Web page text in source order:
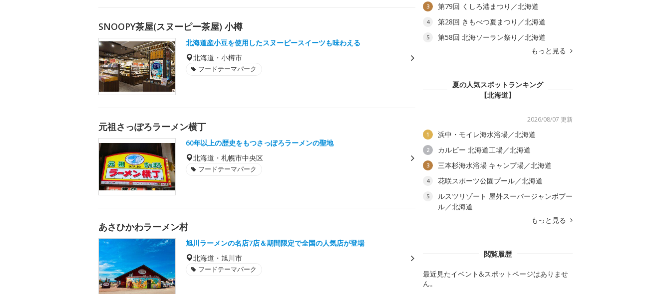
SNOOPY茶屋(スヌーピー茶屋) 小樽
北海道産小豆を使用したスヌーピースイーツも味わえる
北海道・小樽市
フードテーマパーク
元祖さっぽろラーメン横丁
60年以上の歴史をもつさっぽろラーメンの聖地
北海道・札幌市中央区
フードテーマパーク
あさひかわラーメン村
旭川ラーメンの名店7店＆期間限定で全国の人気店が登場
北海道・旭川市
フードテーマパーク
3 第79回 くしろ港まつり／北海道
4 第28回 きもべつ夏まつり／北海道
5
第58回 北海ソーラン祭り／北海道
もっと見る
夏の人気スポットランキング
【北海道】
2026/08/07 更新
1 浜中・モイレ海水浴場／北海道
2 カルビー 北海道工場／北海道
3 三本杉海水浴場 キャンプ場／北海道
4 花咲スポーツ公園プール／北海道
5
ルスツリゾート 屋外スーパージャンボプー
ル／北海道
もっと見る
閲覧履歴
最近見たイベント&スポットページはありませ
ん。